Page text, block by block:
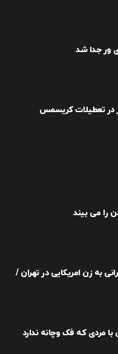
ور جدا شد
در تعطیلات کریسمس
را می بیند
به زن امریکایی در تهران /
با مردی که فک وچانه ندارد